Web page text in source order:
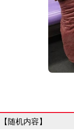
【随机内容】